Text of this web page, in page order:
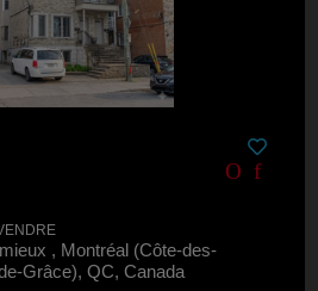
, Montréal (Côte-des-
Grâce), QC, Canada